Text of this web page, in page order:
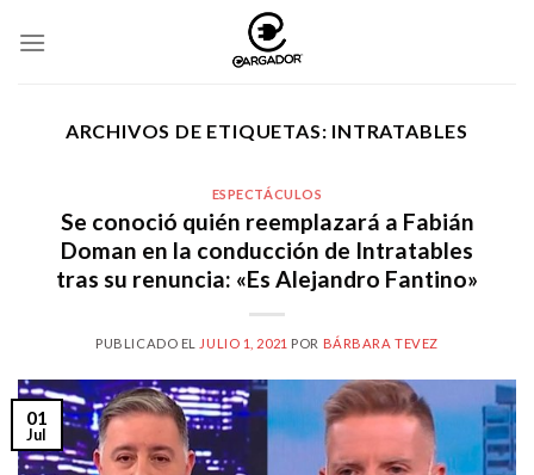
ARCHIVOS DE ETIQUETAS: INTRATABLES
ESPECTÁCULOS
Se conoció quién reemplazará a Fabián
Doman en la conducción de Intratables
tras su renuncia: «Es Alejandro Fantino»
PUBLICADO EL JULIO 1, 2021 POR BÁRBARA TEVEZ
01
Jul